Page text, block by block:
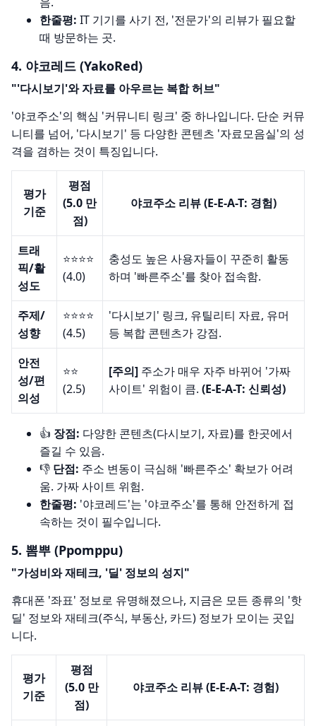
한줄평: IT 기기를 사기 전, '전문가'의 리뷰가 필요할
때 방문하는 곳.
4. 야코레드 (YakoRed)
"'다시보기'와 자료를 아우르는 복합 허브"
'야코주소'의 핵심 '커뮤니티 링크' 중 하나입니다. 단순 커뮤
니티를 넘어, '다시보기' 등 다양한 콘텐츠 '자료모음실'의 성
격을 겸하는 것이 특징입니다.
평가
기준
평점
(5.0 만
점)
야코주소 리뷰 (E-E-A-T: 경험)
트래
픽/활
성도
⭐️⭐️⭐️⭐️
(4.0)
충성도 높은 사용자들이 꾸준히 활동
하며 '빠른주소'를 찾아 접속함.
주제/
성향
⭐️⭐️⭐️⭐️
(4.5)
'다시보기' 링크, 유틸리티 자료, 유머
등 복합 콘텐츠가 강점.
안전
성/편
의성
⭐️⭐️
(2.5)
[주의] 주소가 매우 자주 바뀌어 '가짜
사이트' 위험이 큼. (E-E-A-T: 신뢰성)
👍 장점: 다양한 콘텐츠(다시보기, 자료)를 한곳에서
즐길 수 있음.
👎 단점: 주소 변동이 극심해 '빠른주소' 확보가 어려
움. 가짜 사이트 위험.
한줄평: '야코레드'는 '야코주소'를 통해 안전하게 접
속하는 것이 필수입니다.
5. 뽐뿌 (Ppomppu)
"가성비와 재테크, '딜' 정보의 성지"
휴대폰 '좌표' 정보로 유명해졌으나, 지금은 모든 종류의 '핫
딜' 정보와 재테크(주식, 부동산, 카드) 정보가 모이는 곳입
니다.
평가
기준
평점
(5.0 만
점)
야코주소 리뷰 (E-E-A-T: 경험)